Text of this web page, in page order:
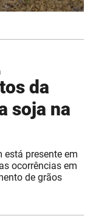
da
soja na
está presente em
ocorrências em
de grãos